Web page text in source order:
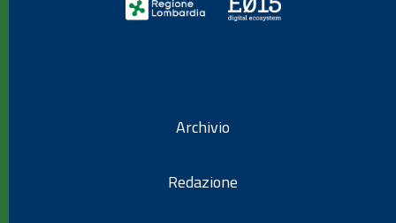
Archivio
Redazione